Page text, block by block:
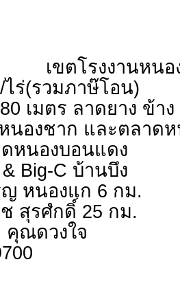
เขตโรงงาน
ไร่(รวมภาษ๊โอน)
เมตร ลาดยาง ข้า
นองชาก และตลาดห
หนองบอนแดง
Big-C บ้านบึง
หนองแก 6 กม.
สุรศํกดิ์ 25 กม.
คุณดวงใจ